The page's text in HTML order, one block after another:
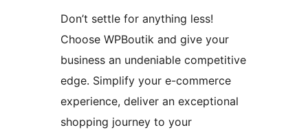
Don’t settle for anything less!
Choose WPBoutik and give your
business an undeniable competitive
edge. Simplify your e-commerce
experience, deliver an exceptional
shopping journey to your